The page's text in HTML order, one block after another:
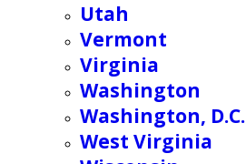
Utah
Vermont
Virginia
Washington
Washington, D.C.
West Virginia